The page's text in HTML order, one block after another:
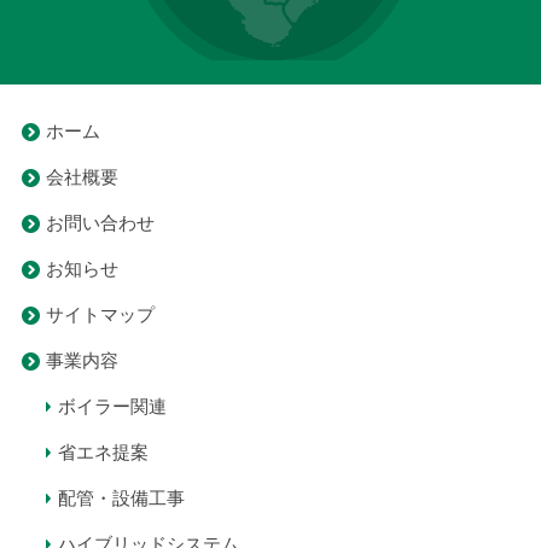
ホーム
会社概要
お問い合わせ
お知らせ
サイトマップ
事業内容
ボイラー関連
省エネ提案
配管・設備工事
ハイブリッドシステム